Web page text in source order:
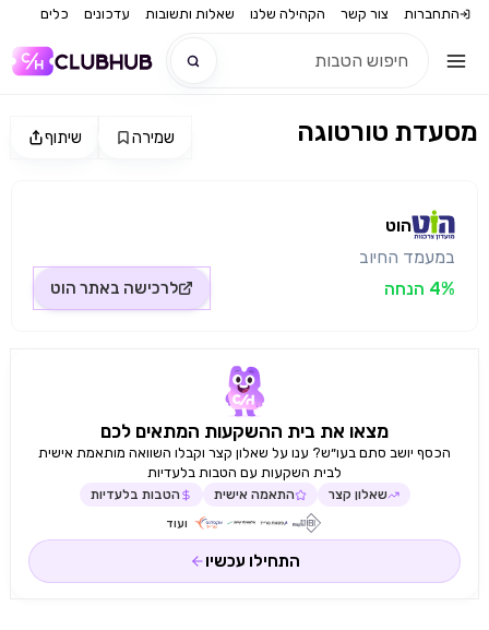
התחברות צור קשר הקהילה שלנו שאלות ותשובות עדכונים כלים
שיתוף שמירה מסעדת טורטוגה
הוט
במעמד החיוב
4% הנחה
לרכישה באתר הוט
מצאו את בית ההשקעות המתאים לכם
הכסף יושב סתם בעו״ש? ענו על שאלון קצר וקבלו השוואה מותאמת אישית
לבית השקעות עם הטבות בלעדיות
שאלון קצר התאמה אישית הטבות בלעדיות
ועוד
התחילו עכשיו